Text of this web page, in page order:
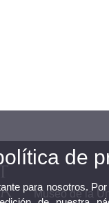
Museo de la
de
para nosotros.